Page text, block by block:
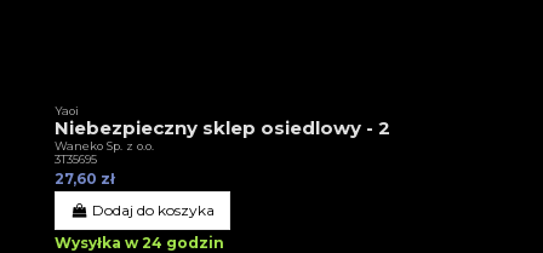
Yaoi
Niebezpieczny sklep osiedlowy - 2
Waneko Sp. z o.o.
3T35695
27,60 zł
Dodaj do koszyka
Wysyłka w 24 godzin